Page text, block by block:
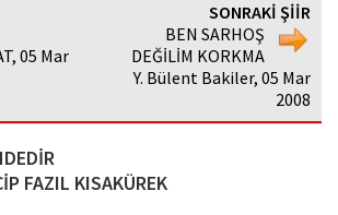
05 Mar
SONRAKİ ŞİİR
BEN SARHOŞ
DEĞİLİM KORKMA
Y. Bülent Bakiler, 05 Mar
2008
FAZIL KISAKÜREK